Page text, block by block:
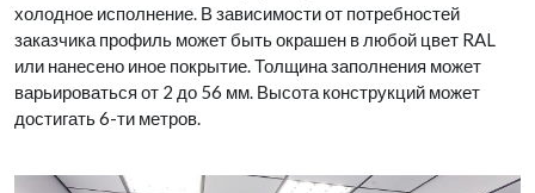
холодное исполнение. В зависимости от потребностей
заказчика профиль может быть окрашен в любой цвет RAL
или нанесено иное покрытие. Толщина заполнения может
варьироваться от 2 до 56 мм. Высота конструкций может
достигать 6-ти метров.